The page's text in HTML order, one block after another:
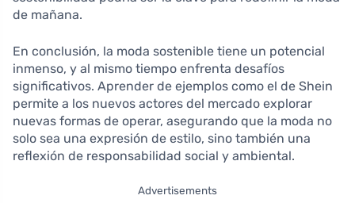
de mañana.
En conclusión, la moda sostenible tiene un potencial
inmenso, y al mismo tiempo enfrenta desafíos
significativos. Aprender de ejemplos como el de Shein
permite a los nuevos actores del mercado explorar
nuevas formas de operar, asegurando que la moda no
solo sea una expresión de estilo, sino también una
reflexión de responsabilidad social y ambiental.
Advertisements